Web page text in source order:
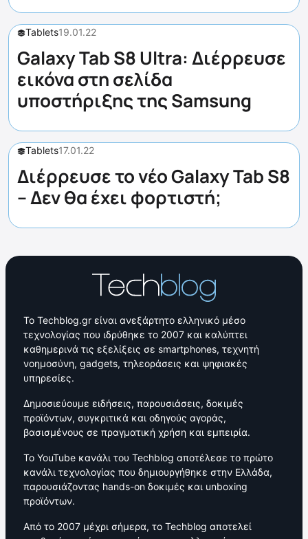
Tablets19.01.22
Galaxy Tab S8 Ultra: Διέρρευσε
εικόνα στη σελίδα
υποστήριξης της Samsung
Tablets17.01.22
Διέρρευσε το νέο Galaxy Tab S8
– Δεν θα έχει φορτιστή;
Το Techblog.gr είναι ανεξάρτητο ελληνικό μέσο
τεχνολογίας που ιδρύθηκε το 2007 και καλύπτει
καθημερινά τις εξελίξεις σε smartphones, τεχνητή
νοημοσύνη, gadgets, τηλεοράσεις και ψηφιακές
υπηρεσίες.
Δημοσιεύουμε ειδήσεις, παρουσιάσεις, δοκιμές
προϊόντων, συγκριτικά και οδηγούς αγοράς,
βασισμένους σε πραγματική χρήση και εμπειρία.
Το YouTube κανάλι του Techblog αποτέλεσε το πρώτο
κανάλι τεχνολογίας που δημιουργήθηκε στην Ελλάδα,
παρουσιάζοντας hands-on δοκιμές και unboxing
προϊόντων.
Από το 2007 μέχρι σήμερα, το Techblog αποτελεί